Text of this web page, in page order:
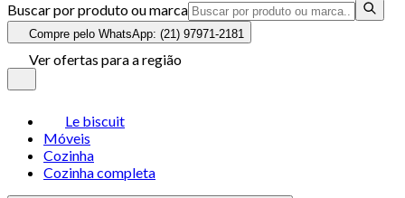
Buscar por produto ou marca
Compre pelo WhatsApp: (21) 97971-2181
Ver ofertas para a região
Le biscuit
Móveis
Cozinha
Cozinha completa